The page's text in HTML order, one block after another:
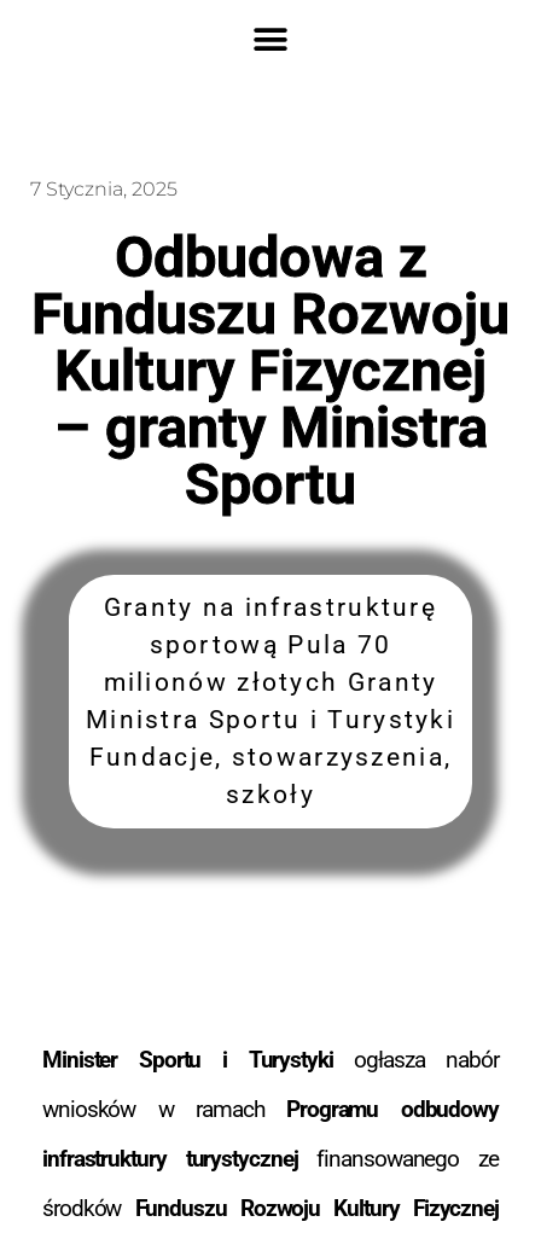
7 Stycznia, 2025
Odbudowa z
Funduszu Rozwoju
Kultury Fizycznej
– granty Ministra
Sportu
Granty na infrastrukturę
sportową Pula 70
milionów złotych Granty
Ministra Sportu i Turystyki
Fundacje, stowarzyszenia,
szkoły
Minister Sportu i Turystykiogłasza nabór
wniosków w ramach Programu odbudowy
infrastruktury turystycznejfinansowanego ze
środków Funduszu Rozwoju Kultury Fizycznej